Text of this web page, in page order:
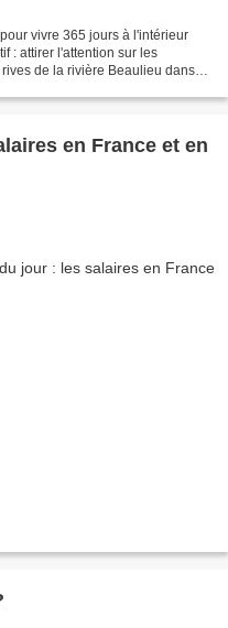
vivre 365 jours à l'intérieur
: attirer l'attention sur les
de la rivière Beaulieu dans le
en France et en